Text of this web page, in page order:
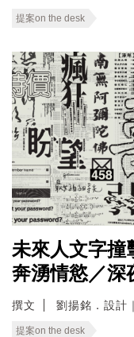
提案on the desk
未來人文字撞
奔湧情慾／深
撰文 劉揚銘．設計
提案on the desk